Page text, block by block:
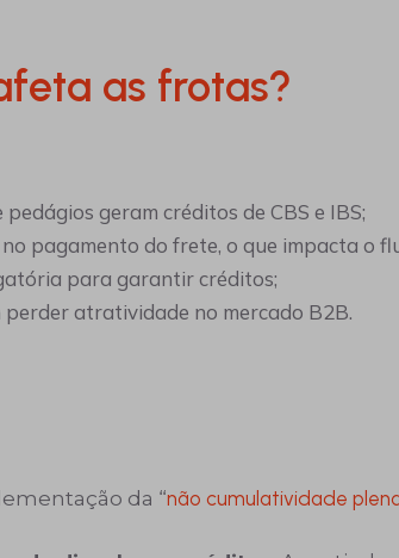
as frotas?
geram créditos de CBS e IBS;
pagamento do frete, o que impacta o
para garantir créditos;
perder atratividade no mercado B2B.
da “não cumulatividade